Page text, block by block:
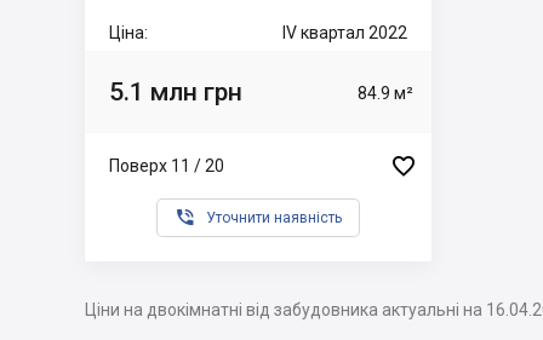
Ціна: IV квартал 2022
5.1 млн грн 84.9 м²
Поверх 11 / 20 
 Уточнити наявність
Ціни на двокімнатні від забудовника актуальні на